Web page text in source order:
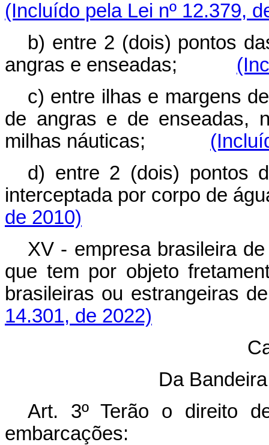
(Incluído pela Lei nº 12.379,
b) entre 2 (dois) pontos
angras e enseadas;
c) entre ilhas e margens
de angras e de enseadas,
milhas náuticas;
d) entre 2 (dois) pontos
interceptada por corpo
de 2010)
XV - empresa brasileira
que tem por objeto
brasileiras ou estrangeiras
14.301, de 2022)
Da
Art. 3º Terão o direito
embarcações: